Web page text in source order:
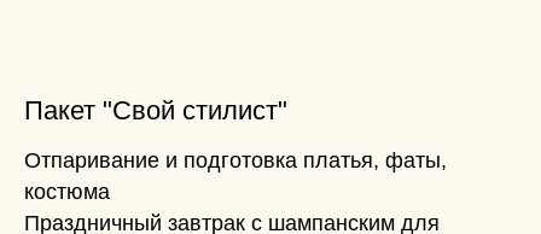
Пакет "Свой стилист"
Отпаривание и подготовка платья, фаты,
костюма
Праздничный завтрак с шампанским для